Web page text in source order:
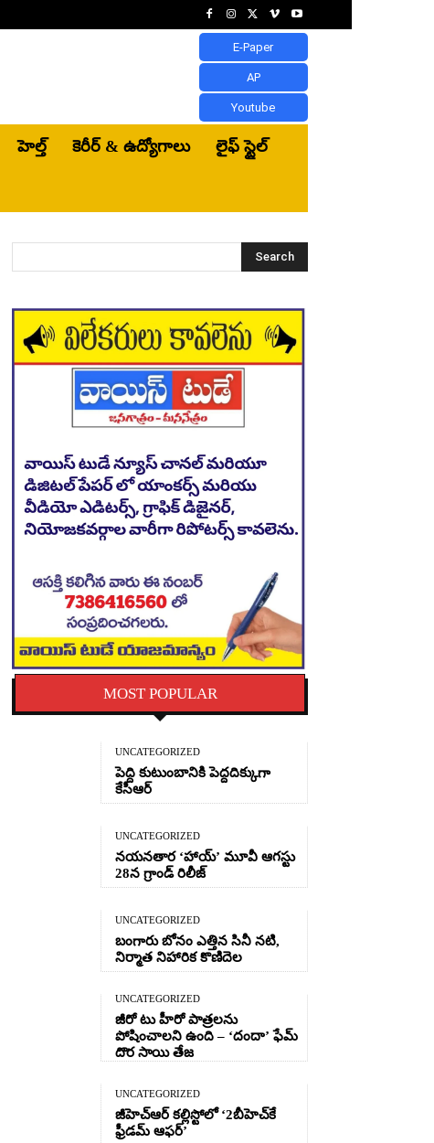
E-Paper
AP
Youtube
హెల్త్‌ కెరీర్ & ఉద్యోగాలు లైఫ్ స్టైల్
Search
MOST POPULAR
UNCATEGORIZED
పెద్ది కుటుంబానికి పెద్దదిక్కుగా
కేసీఆర్
UNCATEGORIZED
నయనతార ‘హాయ్’ మూవీ ఆగస్టు
28న గ్రాండ్ రిలీజ్
UNCATEGORIZED
బంగారు బోనం ఎత్తిన సినీ నటి,
నిర్మాత నిహారిక కొణిదెల
UNCATEGORIZED
జీరో టు హీరో పాత్రలను
పోషించాలని ఉంది – ‘దందా’ ఫేమ్
దొర సాయి తేజ
UNCATEGORIZED
జీహెచ్ఆర్‌ కల్లిస్టోలో ‘2బీహెచ్‌కే
ఫ్రీడమ్ ఆఫర్’